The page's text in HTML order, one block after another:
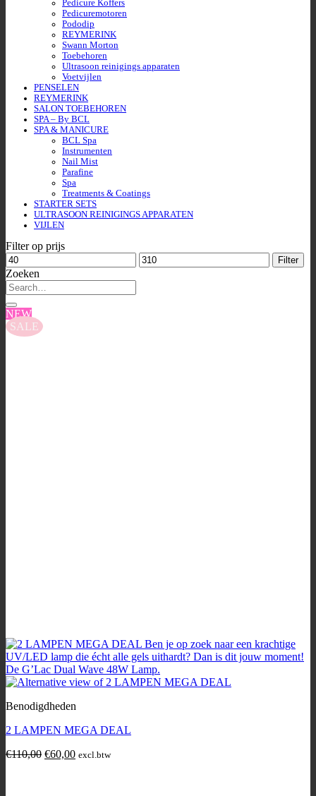
Pedicure Koffers
Pedicuremotoren
Pododip
REYMERINK
Swann Morton
Toebehoren
Ultrasoon reinigings apparaten
Voetvijlen
PENSELEN
REYMERINK
SALON TOEBEHOREN
SPA – By BCL
SPA & MANICURE
BCL Spa
Instrumenten
Nail Mist
Parafine
Spa
Treatments & Coatings
STARTER SETS
ULTRASOON REINIGINGS APPARATEN
VIJLEN
Filter op prijs
Min.
prijs
Max.
prijs
Filter
Zoeken
NEW
SALE
Benodigdheden
2 LAMPEN MEGA DEAL
€110,00 Original
€60,00Current
excl.btw